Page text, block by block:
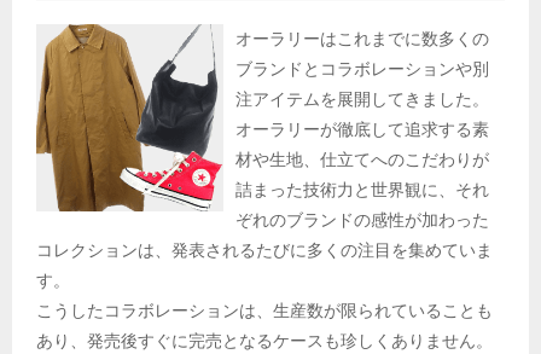
オーラリーはこれまでに数多くの
ブランドとコラボレーションや別
注アイテムを展開してきました。
オーラリーが徹底して追求する素
材や生地、仕立てへのこだわりが
詰まった技術力と世界観に、それ
ぞれのブランドの感性が加わった
コレクションは、発表されるたびに多くの注目を集めていま
す。
こうしたコラボレーションは、生産数が限られていることも
あり、発売後すぐに完売となるケースも珍しくありません。